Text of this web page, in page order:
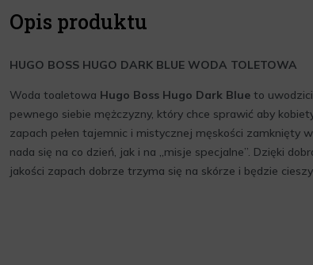
Opis produktu
HUGO BOSS HUGO DARK BLUE WODA TOLETOWA
Woda toaletowa Hugo Boss Hugo Dark Blue to
pewnego siebie mężczyzny, który chce sprawić aby
zapach pełen tajemnic i mistycznej męskości zamknięty
nada się na co dzień, jak i na „misje specjalne”. Dzięki
jakości zapach dobrze trzyma się na skórze i będzie